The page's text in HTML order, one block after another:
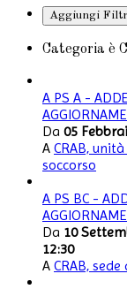
Aggiungi
Categoria è
A PS A -
Da 05
A CRAB,
soccorso
A PS BC -
Da 10
12:30
A CRAB,